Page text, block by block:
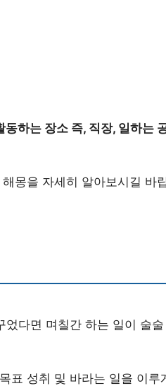
동하는 장소 즉, 직장, 일하는
몽을 자세히 알아보시길 바
다면 며칠간 하는 일이 술
표 성취 및 바라는 일을 이루